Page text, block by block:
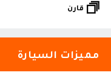
قارن
مميزات السيارة